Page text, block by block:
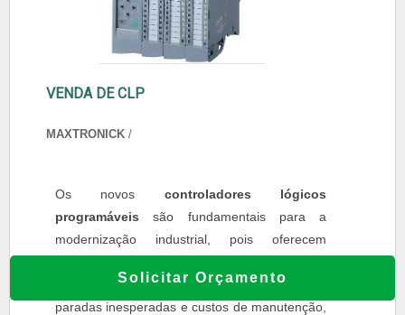
VENDA DE CLP
MAXTRONICK /
Os novos controladores lógicos
programáveis são fundamentais para a
modernização industrial, pois oferecem
garantindo operações contínuas, reduzindo
paradas inesperadas e custos de manutenção,
Solicitar Orçamento